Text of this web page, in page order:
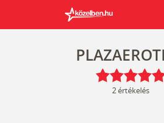
2értékelés